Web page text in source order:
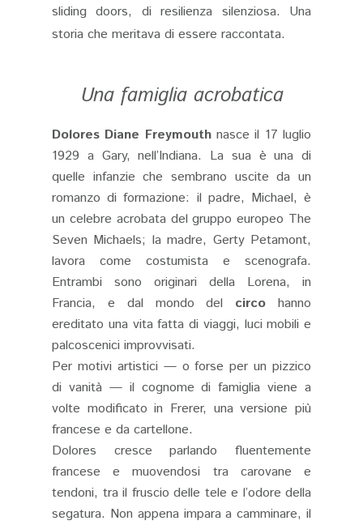
sliding doors, di resilienza silenziosa. Una
storia che meritava di essere raccontata.
Una famiglia acrobatica
Dolores Diane Freymouthnasce il 17 luglio
1929 a Gary, nell’Indiana. La sua è una di
quelle infanzie che sembrano uscite da un
romanzo di formazione: il padre, Michael, è
un celebre acrobata del gruppo europeo The
Seven Michaels; la madre, Gerty Petamont,
lavora come costumista e scenografa.
Entrambi sono originari della Lorena, in
Francia, e dal mondo del circohanno
ereditato una vita fatta di viaggi, luci mobili e
palcoscenici improvvisati.
Per motivi artistici — o forse per un pizzico
di vanità — il cognome di famiglia viene a
volte modificato in Frerer, una versione più
francese e da cartellone.
Dolores cresce parlando fluentemente
francese e muovendosi tra carovane e
tendoni, tra il fruscio delle tele e l’odore della
segatura. Non appena impara a camminare, il